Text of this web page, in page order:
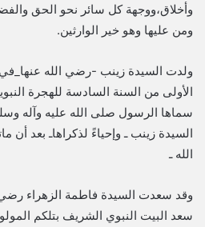
وأخلاق،ووجهة كل سائر نحو الحق
ومن عليها وهو خير الوارثين.
ولدت السيدة زينب -رضي الله
الأولى من السنة السادسة للهجرة
سماها الرسول صلى الله عليه وآله
السيدة زينب ـ وإحياءً لذكراهاـ بعد
الله ـ
وقد سعدت السيدة فاطمة الزهراء رضي
سعد البيت النبوي الشريف بتلكم